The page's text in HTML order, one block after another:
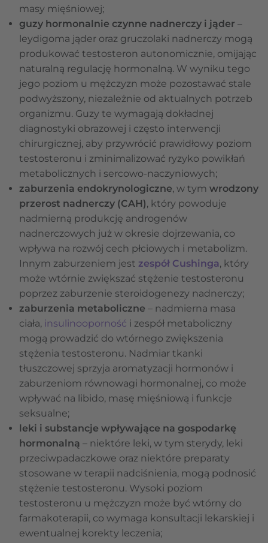
masy mięśniowej;
guzy hormonalnie czynne nadnerczy i jąder –
leydigoma jąder oraz gruczolaki nadnerczy mogą
produkować testosteron autonomicznie, omijając
naturalną regulację hormonalną. W wyniku tego
jego poziom u mężczyzn może pozostawać stale
podwyższony, niezależnie od aktualnych potrzeb
organizmu. Guzy te wymagają dokładnej
diagnostyki obrazowej i często interwencji
chirurgicznej, aby przywrócić prawidłowy poziom
testosteronu i zminimalizować ryzyko powikłań
metabolicznych i sercowo-naczyniowych;
zaburzenia endokrynologiczne, w tym wrodzony
przerost nadnerczy (CAH), który powoduje
nadmierną produkcję androgenów
nadnerczowych już w okresie dojrzewania, co
wpływa na rozwój cech płciowych i metabolizm.
Innym zaburzeniem jest zespół Cushinga, który
może wtórnie zwiększać stężenie testosteronu
poprzez zaburzenie steroidogenezy nadnerczy;
zaburzenia metaboliczne – nadmierna masa
ciała, insulinooporność i zespół metaboliczny
mogą prowadzić do wtórnego zwiększenia
stężenia testosteronu. Nadmiar tkanki
tłuszczowej sprzyja aromatyzacji hormonów i
zaburzeniom równowagi hormonalnej, co może
wpływać na libido, masę mięśniową i funkcje
seksualne;
leki i substancje wpływające na gospodarkę
hormonalną – niektóre leki, w tym sterydy, leki
przeciwpadaczkowe oraz niektóre preparaty
stosowane w terapii nadciśnienia, mogą podnosić
stężenie testosteronu. Wysoki poziom
testosteronu u mężczyzn może być wtórny do
farmakoterapii, co wymaga konsultacji lekarskiej i
ewentualnej korekty leczenia;